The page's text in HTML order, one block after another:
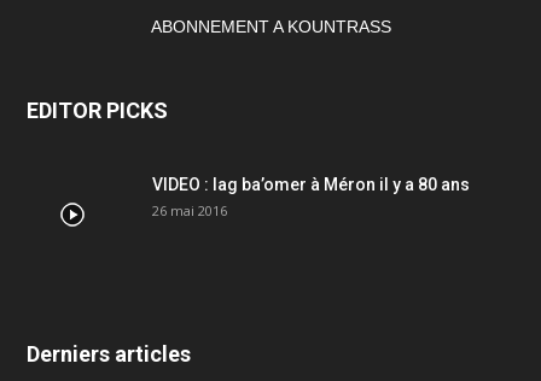
ABONNEMENT A KOUNTRASS
EDITOR PICKS
VIDEO : lag ba’omer à Méron il y a 80 ans
26 mai 2016
Derniers articles